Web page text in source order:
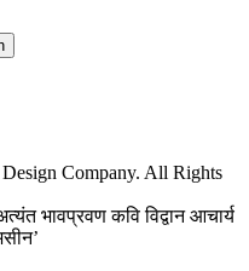
Company. All Rights
भावप्रवण कवि विद्वान आचार्य